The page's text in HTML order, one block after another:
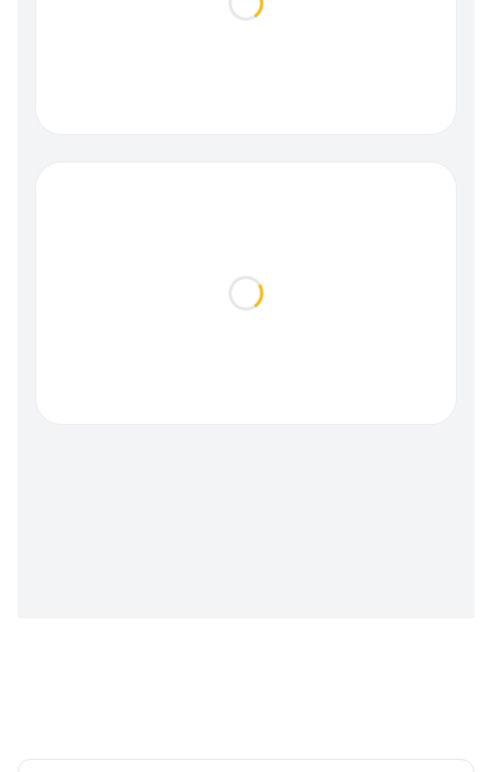
Loading...
Loading...